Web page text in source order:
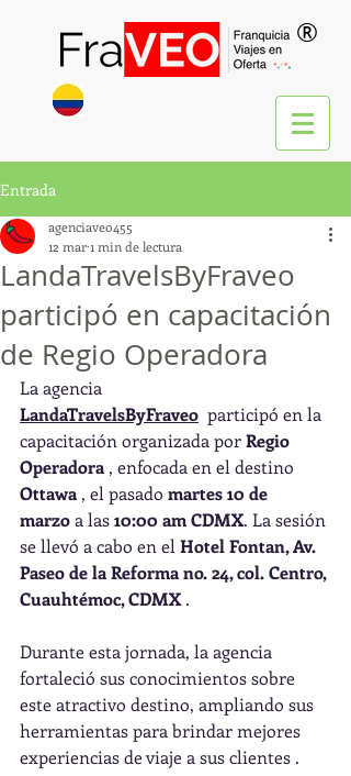
®
Entrada
LandaTravelsByFraveo
participó en capacitación
de Regio Operadora
agenciaveo455
12 mar1 min de lectura
La agencia
LandaTravelsByFraveo participó en la
capacitación organizada por Regio
Operadora , enfocada en el destino
Ottawa , el pasado martes 10 de
marzo a las 10:00 am CDMX. La sesión
se llevó a cabo en el Hotel Fontan, Av.
Paseo de la Reforma no. 24, col. Centro,
Cuauhtémoc, CDMX .
Durante esta jornada, la agencia
fortaleció sus conocimientos sobre
este atractivo destino, ampliando sus
herramientas para brindar mejores
experiencias de viaje a sus clientes .